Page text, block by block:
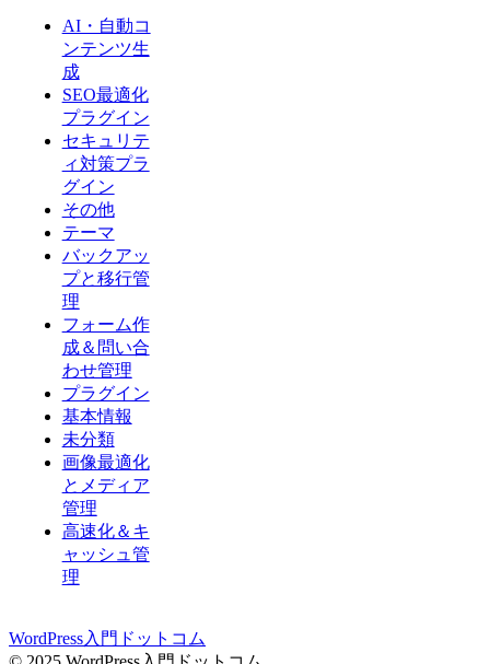
AI・自動コ
ンテンツ生
成
SEO最適化
プラグイン
セキュリテ
ィ対策プラ
グイン
その他
テーマ
バックアッ
プと移行管
理
フォーム作
成＆問い合
わせ管理
プラグイン
基本情報
未分類
画像最適化
とメディア
管理
高速化＆キ
ャッシュ管
理
WordPress入門ドットコム